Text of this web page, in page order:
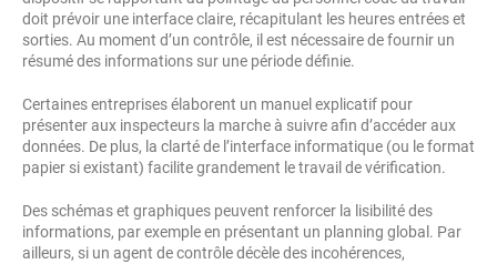
doit prévoir une interface claire, récapitulant les heures entrées et
sorties. Au moment d’un contrôle, il est nécessaire de fournir un
résumé des informations sur une période définie.
Certaines entreprises élaborent un manuel explicatif pour
présenter aux inspecteurs la marche à suivre afin d’accéder aux
données. De plus, la clarté de l’interface informatique (ou le format
papier si existant) facilite grandement le travail de vérification.
Des schémas et graphiques peuvent renforcer la lisibilité des
informations, par exemple en présentant un planning global. Par
ailleurs, si un agent de contrôle décèle des incohérences,